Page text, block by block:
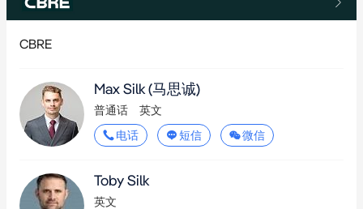
Paddy's Markets
Maritime Museum (389 terminus)
Convention
CBRE
Max Silk(马思诚)
普通话
英文
电话
短信 微信
Toby Silk
英文